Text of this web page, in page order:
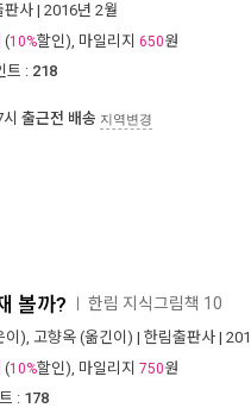
판사 | 2016년 2월
(10%할인), 마일리지 650원
트 : 218
출근전 배송 지역변경
볼까? 한림 지식그림책 10
이), 고향옥 (옮긴이) | 한림출판사 |
(10%할인), 마일리지 750원
: 178